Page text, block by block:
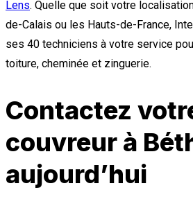
Lens. Quelle que soit votre
de-Calais ou les Hauts-de-France,
ses 40 techniciens à votre service
toiture, cheminée et zinguerie.
Contactez
couvreur à
aujourd’hui